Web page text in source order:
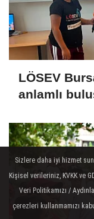
LÖSEV
anlamlı
Sizlere daha iyi hizmet
Kişisel verileriniz, KVKK ve
Veri Politikamızı /
çerezleri kullanmamızı